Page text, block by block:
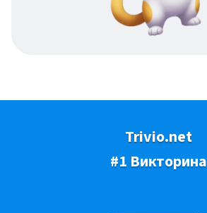
Trivio.net
#1 Викторина